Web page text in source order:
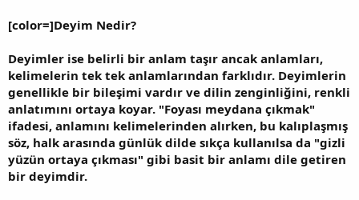
[color=]Deyim Nedir?
Deyimler ise belirli bir anlam taşır ancak anlamları,
kelimelerin tek tek anlamlarından farklıdır. Deyimlerin
genellikle bir bileşimi vardır ve dilin zenginliğini, renkli
anlatımını ortaya koyar. "Foyası meydana çıkmak"
ifadesi, anlamını kelimelerinden alırken, bu kalıplaşmış
söz, halk arasında günlük dilde sıkça kullanılsa da "gizli
yüzün ortaya çıkması" gibi basit bir anlamı dile getiren
bir deyimdir.